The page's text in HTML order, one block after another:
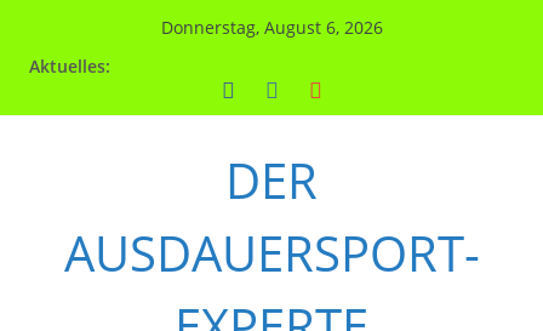
Donnerstag, August 6, 2026
Aktuelles:
DER
AUSDAUERSPORT-